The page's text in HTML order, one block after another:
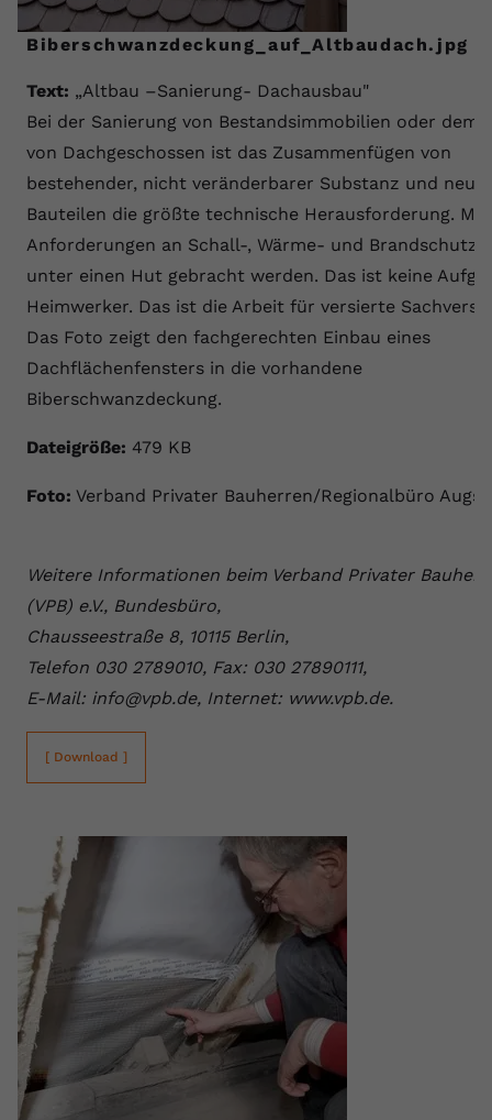
Biberschwanzdeckung_auf_Altbaudach.jpg
Text: „Altbau –Sanierung- Dachausbau"
Bei der Sanierung von Bestandsimmobilien oder dem
von Dachgeschossen ist das Zusammenfügen von
bestehender, nicht veränderbarer Substanz und
Bauteilen die größte technische Herausforderung.
Anforderungen an Schall-, Wärme- und Brandschutz
unter einen Hut gebracht werden. Das ist keine
Heimwerker. Das ist die Arbeit für versierte
Das Foto zeigt den fachgerechten Einbau eines
Dachflächenfensters in die vorhandene
Biberschwanzdeckung.
Dateigröße: 479 KB
Foto: Verband Privater Bauherren/Regionalbüro
Weitere Informationen beim Verband Privater
(VPB) e.V., Bundesbüro,
Chausseestraße 8, 10115 Berlin,
Telefon 030 2789010, Fax: 030 27890111,
E-Mail: info@vpb.de, Internet: www.vpb.de.
[ Download ]
Videos verwendet.